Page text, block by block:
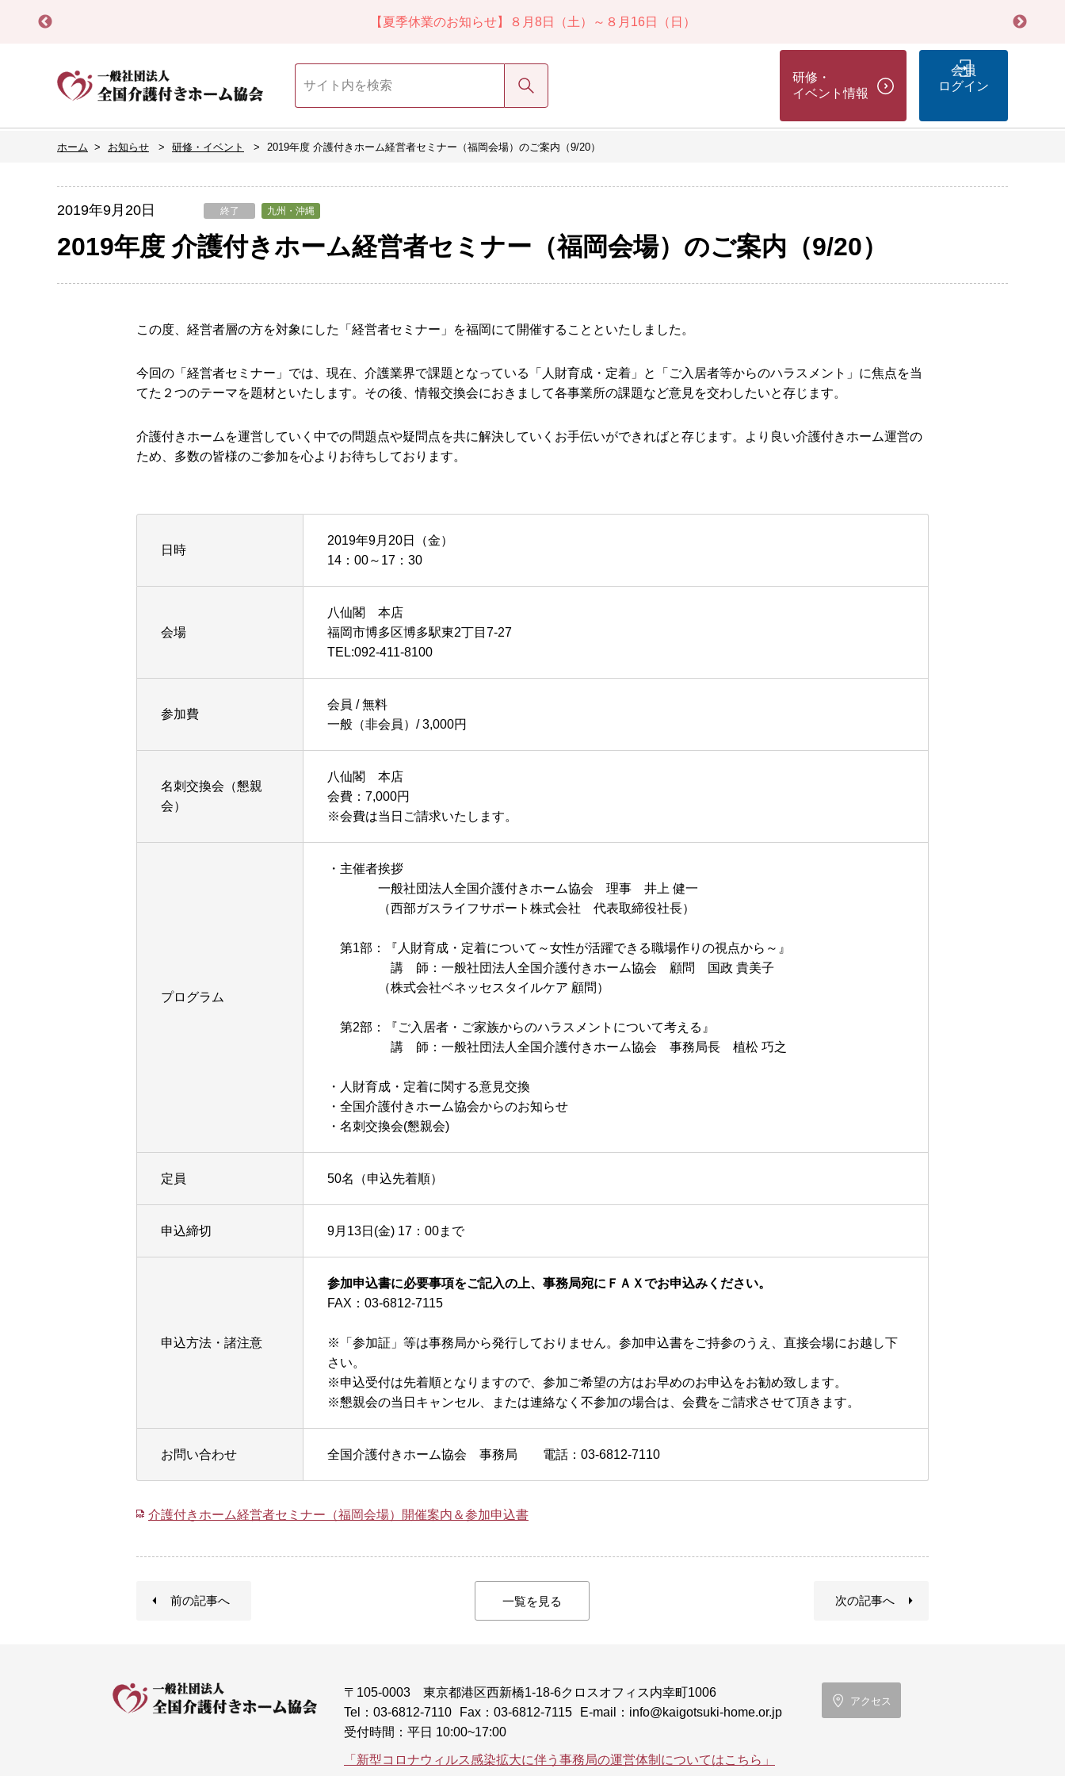
【夏季休業のお知らせ】８月8日（土）～８月16日（日）
検索
研修・
イベント情報
会員
ログイン
ホーム お知らせ 研修・イベント 2019年度 介護付きホーム経営者セミナー（福岡会場）のご案内（9/20）
2019年9月20日 終了 九州・沖縄
2019年度 介護付きホーム経営者セミナー（福岡会場）のご案内（9/20）
この度、経営者層の方を対象にした「経営者セミナー」を福岡にて開催することといたしました。
今回の「経営者セミナー」では、現在、介護業界で課題となっている「人財育成・定着」と「ご入居者等からのハラスメント」に焦点を当
てた２つのテーマを題材といたします。その後、情報交換会におきまして各事業所の課題など意見を交わしたいと存じます。
介護付きホームを運営していく中での問題点や疑問点を共に解決していくお手伝いができればと存じます。より良い介護付きホーム運営の
ため、多数の皆様のご参加を心よりお待ちしております。
日時
2019年9月20日（金）
14：00～17：30
会場
八仙閣 本店
福岡市博多区博多駅東2丁目7-27
TEL:092-411-8100
参加費
会員 / 無料
一般（非会員）/ 3,000円
名刺交換会（懇親
会）
八仙閣 本店
会費：7,000円
※会費は当日ご請求いたします。
プログラム
・主催者挨拶
一般社団法人全国介護付きホーム協会 理事 井上 健一
（西部ガスライフサポート株式会社 代表取締役社長）
第1部：『人財育成・定着について～女性が活躍できる職場作りの視点から～』
講 師：一般社団法人全国介護付きホーム協会 顧問 国政 貴美子
（株式会社ベネッセスタイルケア 顧問）
第2部：『ご入居者・ご家族からのハラスメントについて考える』
講 師：一般社団法人全国介護付きホーム協会 事務局長 植松 巧之
・人財育成・定着に関する意見交換
・全国介護付きホーム協会からのお知らせ
・名刺交換会(懇親会)
定員 50名（申込先着順）
申込締切 9月13日(金) 17：00まで
申込方法・諸注意
参加申込書に必要事項をご記入の上、事務局宛にＦＡＸでお申込みください。
FAX：03-6812-7115
※「参加証」等は事務局から発行しておりません。参加申込書をご持参のうえ、直接会場にお越し下
さい。
※申込受付は先着順となりますので、参加ご希望の方はお早めのお申込をお勧め致します。
※懇親会の当日キャンセル、または連絡なく不参加の場合は、会費をご請求させて頂きます。
お問い合わせ 全国介護付きホーム協会 事務局 電話：03-6812-7110
介護付きホーム経営者セミナー（福岡会場）開催案内＆参加申込書
前の記事へ 一覧を見る 次の記事へ
〒105-0003 東京都港区西新橋1-18-6クロスオフィス内幸町1006
Tel：03-6812-7110
Fax：03-6812-7115
E-mail：info@kaigotsuki-home.or.jp
受付時間：平日 10:00~17:00
「新型コロナウィルス感染拡大に伴う事務局の運営体制についてはこちら」
アクセス